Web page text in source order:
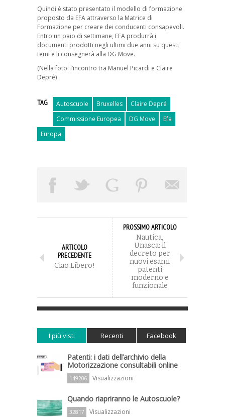
Quindi è stato presentato il modello di formazione
proposto da EFA attraverso la Matrice di
Formazione per creare dei conducenti consapevoli.
Entro un paio di settimane, EFA produrrà i
documenti prodotti negli ultimi due anni su questi
temi e li consegnerà alla DG Move.
(Nella foto: l’incontro tra Manuel Picardi e Claire
Depré)
TAG Autoscuole Bruxelles
Claire Depré
Commissione Europea
DG Move
Efa
Europa
ARTICOLO
PRECEDENTE
Ciao Libero!
PROSSIMO ARTICOLO
Nautica,
Unasca: il
decreto per
nuovi esami
patenti
moderno e
funzionale
I più visti Recenti Facebook
Patenti: i dati dell’archivio della
Motorizzazione consultabili online
149206 Visualizzazioni
Quando riapriranno le Autoscuole?
32817 Visualizzazioni